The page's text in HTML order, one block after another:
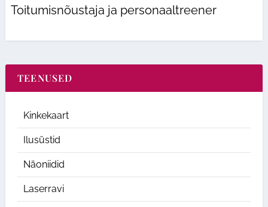
Toitumisnõustaja ja personaaltreener
TEENUSED
Kinkekaart
Ilusüstid
Näoniidid
Laserravi